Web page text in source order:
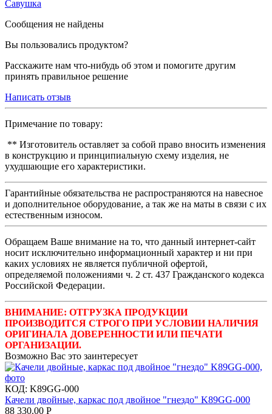
Савушка
Сообщения не найдены
Вы пользовались продуктом?
Расскажите нам что-нибудь об этом и помогите другим
принять правильное решение
Написать отзыв
Примечание по товару:
** Изготовитель оставляет за собой право вносить изменения
в конструкцию и принципиальную схему изделия, не
ухудшающие его характеристики.
Гарантийные обязательства не распространяются на навесное
и дополнительное оборудование, а так же на маты в связи с их
естественным износом.
Обращаем Ваше внимание на то, что данный интернет-сайт
носит исключительно информационный характер и ни при
каких условиях не является публичной офертой,
определяемой положениями ч. 2 ст. 437 Гражданского кодекса
Российской Федерации.
ВНИМАНИЕ: ОТГРУЗКА ПРОДУКЦИИ
ПРОИЗВОДИТСЯ СТРОГО ПРИ УСЛОВИИ НАЛИЧИЯ
ОРИГИНАЛА ДОВЕРЕННОСТИ ИЛИ ПЕЧАТИ
ОРГАНИЗАЦИИ.
Возможно Вас это заинтересует
КОД: K89GG-000
Качели двойные, каркас под двойное "гнездо" K89GG-000
88 330.00 Р